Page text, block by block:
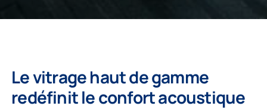
Le vitrage haut de gamme
redéfinit le confort acoustique